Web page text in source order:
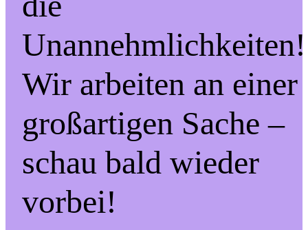
Unannehmlichkeiten!
Wir arbeiten an einer
großartigen Sache –
schau bald wieder
vorbei!